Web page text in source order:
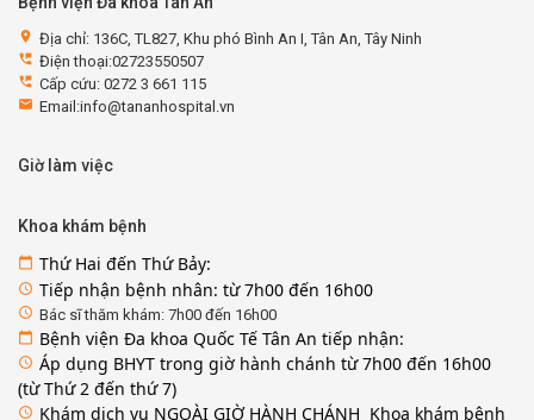
location_on Địa chỉ: 136C, TL827, Khu phó Bình An I, Tân An, Tây Ninh
perm_phone_msg Điện thoại:02723550507
perm_phone_msg Cấp cứu: 0272 3 661 115
email Email:info@tananhospital.vn
Giờ làm việc
Khoa khám bệnh
calendar_today Thứ Hai đến Thứ Bảy:
access_time Tiếp nhận bệnh nhân: từ 7h00 đến 16h00
access_time Bác sĩ thăm khám: 7h00 đến 16h00
calendar_today Bệnh viện Đa khoa Quốc Tế Tân An tiếp nhận:
access_time Áp dụng BHYT trong giờ hành chánh từ 7h00 đến 16h00
(từ Thứ 2 đến thứ 7)
access_time Khám dịch vụ NGOÀI GIỜ HÀNH CHÁNH Khoa khám bệnh